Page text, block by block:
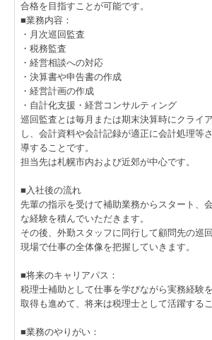
スタッフの一日
数字で見る
働く環境・研修制度
募集要項
お問合せ
個人情報保護方針
合格を目指すことが可能です。
■業務内容：
・月次巡回監査
・税務監査
・経営相談への対応
・決算書や申告書の作成
・経営計画の作成
・自計化支援・経営コンサルティング
巡回監査とは毎月または期末決算時にクライ
し、会計資料や会計記録が適正に会計処理等
導することです。
担当先は札幌市内および近郊が中心です。
■入社後の流れ
先輩の指示を受けて補助業務からスタート、
な経験を積んでいただきます。
その後、外勤スタッフに同行して顧問先の巡
現場で仕事の全体像を把握していきます。
■将来のキャリアパス：
税理士補助として仕事を学びながら実務経験
取得も進めて、将来は税理士として活躍する
■業務のやりがい：